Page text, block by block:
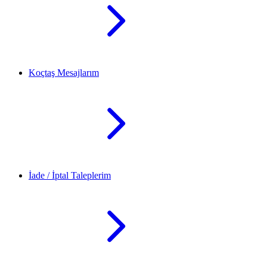
Koçtaş Mesajlarım
İade / İptal Taleplerim